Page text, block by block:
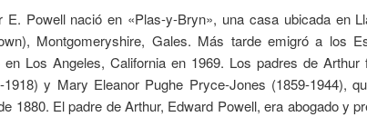
E. Powell nació en «Plas-y-Bryn», una casa ubicada en
Montgomeryshire, Gales. Más tarde emigró a los
en Los Angeles, California en 1969. Los padres de Arthur
1918) y Mary Eleanor Pughe Pryce-Jones (1859-1944),
1880. El padre de Arthur, Edward Powell, era abogado y